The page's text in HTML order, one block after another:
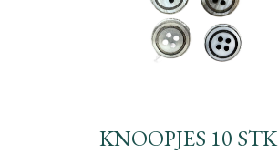
KNOOPJES 10 STK